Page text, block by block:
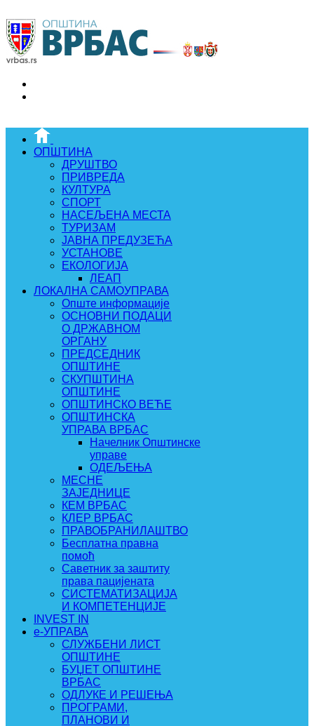
ОПШТИНА
ДРУШТВО
ПРИВРЕДА
КУЛТУРА
СПОРТ
НАСЕЉЕНА МЕСТА
ТУРИЗАМ
ЈАВНА ПРЕДУЗЕЋА
УСТАНОВЕ
ЕКОЛОГИЈА
ЛЕАП
ЛОКАЛНА САМОУПРАВА
Опште информације
ОСНОВНИ ПОДАЦИ
О ДРЖАВНОМ
ОРГАНУ
ПРЕДСЕДНИК
ОПШТИНЕ
СКУПШТИНА
ОПШТИНЕ
ОПШТИНСКО ВЕЋЕ
ОПШТИНСКА
УПРАВА ВРБАС
Начелник Општинске
управе
ОДЕЉЕЊА
МЕСНЕ
ЗАЈЕДНИЦЕ
КЕМ ВРБАС
КЛЕР ВРБАС
ПРАВОБРАНИЛАШТВО
Бесплатна правна
помоћ
Саветник за заштиту
права пацијената
СИСТЕМАТИЗАЦИЈА
И КОМПЕТЕНЦИЈЕ
INVEST IN
e-УПРАВА
СЛУЖБЕНИ ЛИСТ
ОПШТИНЕ
БУЏЕТ ОПШТИНЕ
ВРБАС
ОДЛУКЕ И РЕШЕЊА
ПРОГРАМИ,
ПЛАНОВИ И